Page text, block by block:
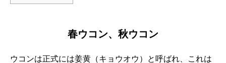
春ウコン、秋ウコン
ウコンは正式には姜黄（キョウオウ）と呼ばれ、これは